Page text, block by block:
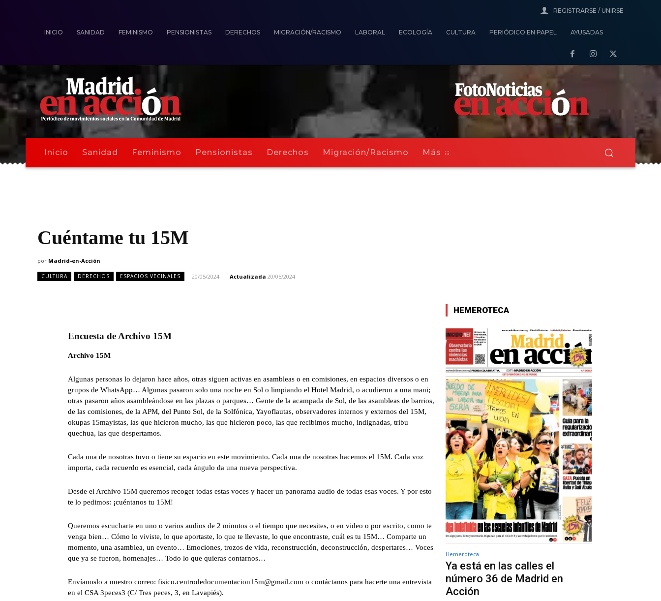
REGISTRARSE / UNIRSE
INICIO SANIDAD FEMINISMO PENSIONISTAS DERECHOS MIGRACIÓN/RACISMO LABORAL ECOLOGÍA CULTURA PERIÓDICO EN PAPEL AYUSADAS
Inicio Sanidad Feminismo Pensionistas Derechos Migración/Racismo Más
Cuéntame tu 15M
por Madrid-en-Acción
CULTURA DERECHOS ESPACIOS VECINALES 20/05/2024 Actualizada 20/05/2024
Encuesta de Archivo 15M
Archivo 15M
Algunas personas lo dejaron hace años, otras siguen activas en asambleas o en comisiones, en espacios diversos o en
grupos de WhatsApp… Algunas pasaron solo una noche en Sol o limpiando el Hotel Madrid, o acudieron a una mani;
otras pasaron años asambleándose en las plazas o parques… Gente de la acampada de Sol, de las asambleas de barrios,
de las comisiones, de la APM, del Punto Sol, de la Solfónica, Yayoflautas, observadores internos y externos del 15M,
okupas 15mayistas, las que hicieron mucho, las que hicieron poco, las que recibimos mucho, indignadas, tribu
quechua, las que despertamos.
Cada una de nosotras tuvo o tiene su espacio en este movimiento. Cada una de nosotras hacemos el 15M. Cada voz
importa, cada recuerdo es esencial, cada ángulo da una nueva perspectiva.
Desde el Archivo 15M queremos recoger todas estas voces y hacer un panorama audio de todas esas voces. Y por esto
te lo pedimos: ¡cuéntanos tu 15M!
Queremos escucharte en uno o varios audios de 2 minutos o el tiempo que necesites, o en video o por escrito, como te
venga bien… Cómo lo viviste, lo que aportaste, lo que te llevaste, lo que encontraste, cuál es tu 15M… Comparte un
momento, una asamblea, un evento… Emociones, trozos de vida, reconstrucción, deconstrucción, despertares… Voces
que ya se fueron, homenajes… Todo lo que quieras contarnos…
Envíanoslo a nuestro correo: fisico.centrodedocumentacion15m@gmail.com o contáctanos para hacerte una entrevista
en el CSA 3peces3 (C/ Tres peces, 3, en Lavapiés).
HEMEROTECA
Hemeroteca
Ya está en las calles el
número 36 de Madrid en
Acción